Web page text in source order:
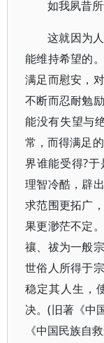
如我夙昔
这就因为
能维持希望的
满足而慰安，
不断而忍耐勉
能没有失望与
常，而得满足
界谁能受得?
理智冷酷，辟
求范围更拓广
果更渺茫不定
禳、祓为一般
世俗人所得于
稳定其人生，
决。(旧著《中
《中国民族自